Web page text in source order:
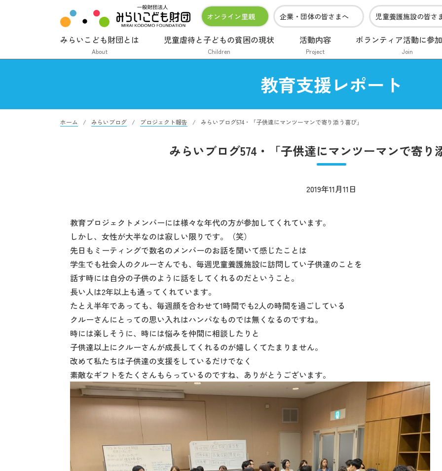
オンライン里親 企業・団体の皆さまへ 児童養護施設の皆さ
みらいこども財団とは
About
児童虐待と子どもの貧困の現状
Children
活動内容
Project
ボランティア活動に参
Join
教育支援レポート
ホーム みらいブログ プロジェクト報告 みらいブログ574・「子供達にマンツーマンで寄り添う喜び」
みらいブログ574・「子供達にマンツーマンで寄り
2019年11月11日
教育プロジェクトメンバーには様々な年代の方が参加してくれています。
しかし、女性が大半なのは寂しい限りです。（笑）
先日もミーティングで数名のメンバーのお話を聞いて感じたことは
学生でも社会人のクルーさんでも、毎週児童養護施設に訪問してい子供達のことを
話す時には自分の子供のように話をしてくれるのだということ。
長い人は2年以上も通ってくれています。
たとえ半年であっても、毎週顔を合わせて1時間でも2人の時間を過ごしている
クルーさんにとっての思い入れはハンパなものでは無くなるのですね。
時には楽しそうに、時には悩みを仲間に相談したりと
子供達以上にクルーさんが成長してくれるのが嬉しくてたまりません。
改めて私たちは子供達の支援をしているだけでなく
素敵なギフトをたくさんもらっているのですね、ありがとうございます。